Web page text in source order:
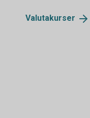
Valutakurser